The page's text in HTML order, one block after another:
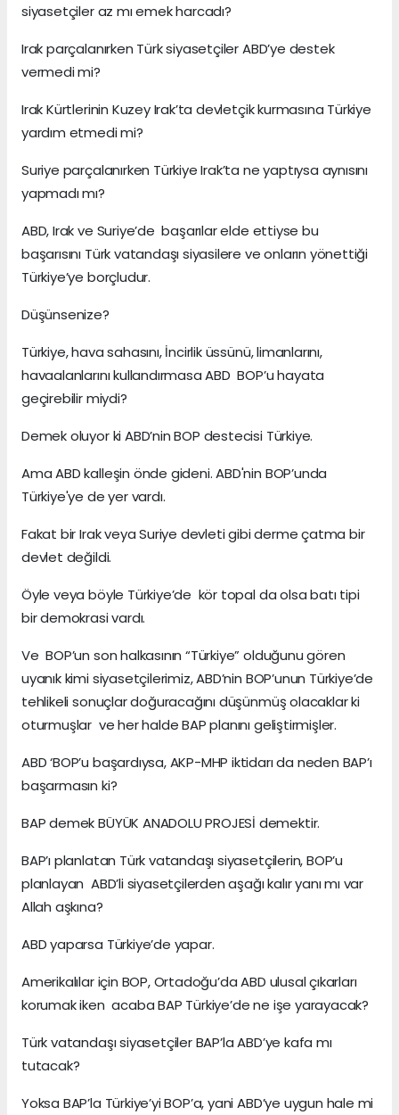
siyasetçiler az mı emek harcadı?
Irak parçalanırken Türk siyasetçiler ABD’ye destek
vermedi mi?
Irak Kürtlerinin Kuzey Irak’ta devletçik kurmasına Türkiye
yardım etmedi mi?
Suriye parçalanırken Türkiye Irak’ta ne yaptıysa aynısını
yapmadı mı?
ABD, Irak ve Suriye’de başarılar elde ettiyse bu
başarısını Türk vatandaşı siyasilere ve onların yönettiği
Türkiye’ye borçludur.
Düşünsenize?
Türkiye, hava sahasını, İncirlik üssünü, limanlarını,
havaalanlarını kullandırmasa ABD BOP’u hayata
geçirebilir miydi?
Demek oluyor ki ABD’nin BOP destecisi Türkiye.
Ama ABD kalleşin önde gideni. ABD'nin BOP’unda
Türkiye'ye de yer vardı.
Fakat bir Irak veya Suriye devleti gibi derme çatma bir
devlet değildi.
Öyle veya böyle Türkiye’de kör topal da olsa batı tipi
bir demokrasi vardı.
Ve BOP’un son halkasının “Türkiye” olduğunu gören
uyanık kimi siyasetçilerimiz, ABD’nin BOP’unun Türkiye’de
tehlikeli sonuçlar doğuracağını düşünmüş olacaklar ki
oturmuşlar ve her halde BAP planını geliştirmişler.
ABD ‘BOP’u başardıysa, AKP-MHP iktidarı da neden BAP’ı
başarmasın ki?
BAP demek BÜYÜK ANADOLU PROJESİ demektir.
BAP’ı planlatan Türk vatandaşı siyasetçilerin, BOP’u
planlayan ABD’li siyasetçilerden aşağı kalır yanı mı var
Allah aşkına?
ABD yaparsa Türkiye’de yapar.
Amerikalılar için BOP, Ortadoğu’da ABD ulusal çıkarları
korumak iken acaba BAP Türkiye’de ne işe yarayacak?
Türk vatandaşı siyasetçiler BAP’la ABD’ye kafa mı
tutacak?
Yoksa BAP’la Türkiye’yi BOP’a, yani ABD’ye uygun hale mi